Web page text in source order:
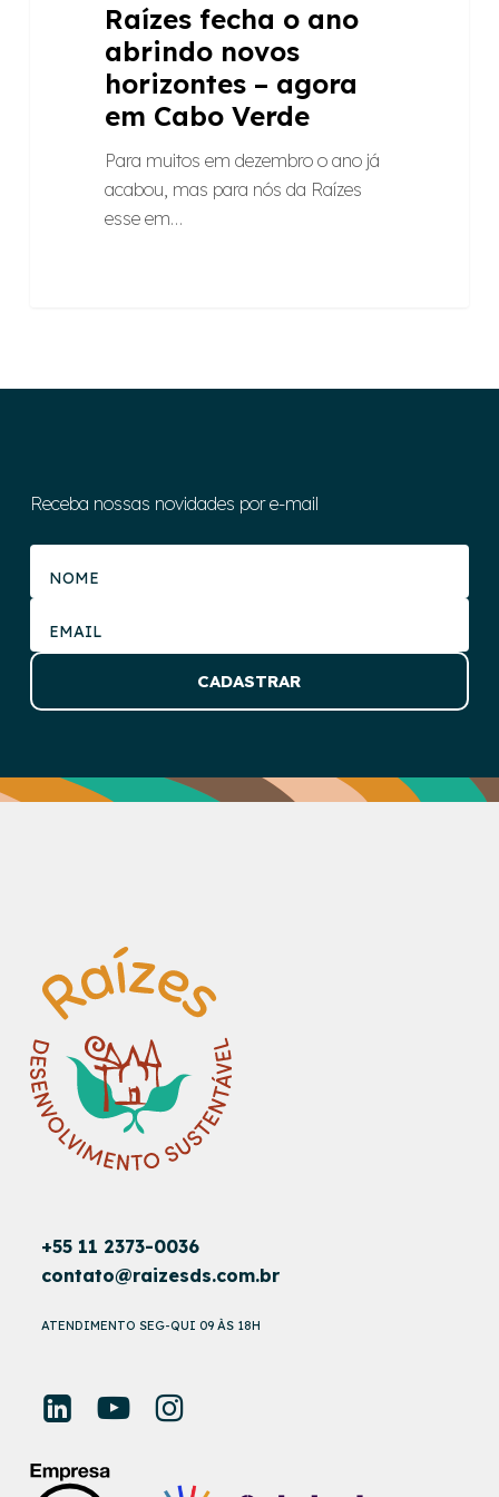
Raízes fecha o ano
abrindo novos
horizontes – agora
em Cabo Verde
Para muitos em dezembro o ano já
acabou, mas para nós da Raízes
esse em…
Receba nossas novidades por e-mail
+55 11 2373-0036
contato@raizesds.com.br
ATENDIMENTO SEG-QUI 09 ÀS 18H